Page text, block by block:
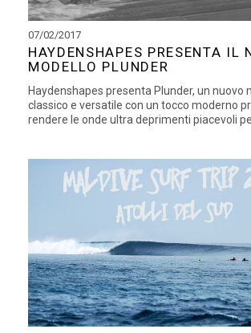
07/02/2017
HAYDENSHAPES PRESENTA IL
MODELLO PLUNDER
Haydenshapes presenta Plunder, un nuovo
classico e versatile con un tocco moderno
rendere le onde ultra deprimenti piacevoli